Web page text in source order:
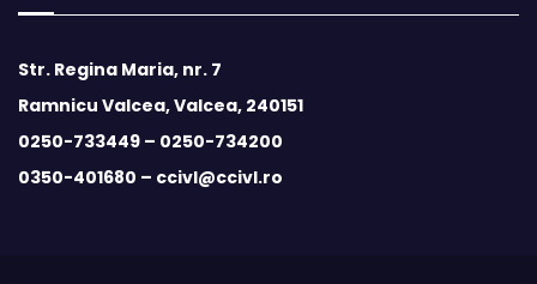
Str. Regina Maria, nr. 7
Ramnicu Valcea, Valcea, 240151
0250-733449 – 0250-734200
0350-401680 – ccivl@ccivl.ro